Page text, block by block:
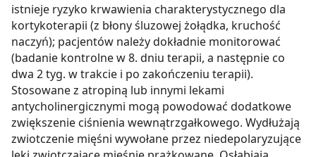
istnieje ryzyko krwawienia charakterystycznego dla
kortykoterapii (z błony śluzowej żołądka, kruchość
naczyń); pacjentów należy dokładnie monitorować
(badanie kontrolne w 8. dniu terapii, a następnie co
dwa 2 tyg. w trakcie i po zakończeniu terapii).
Stosowane z atropiną lub innymi lekami
antycholinergicznymi mogą powodować dodatkowe
zwiększenie ciśnienia wewnątrzgałkowego. Wydłużają
zwiotczenie mięśni wywołane przez niedepolaryzujące